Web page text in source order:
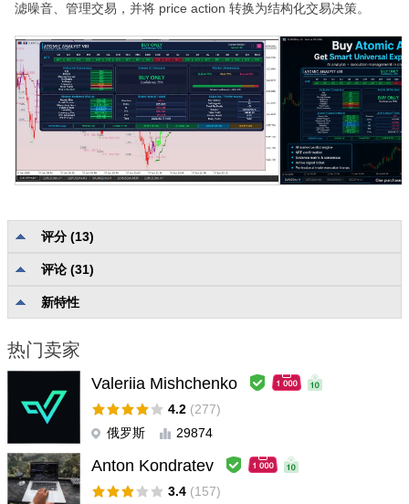
滤噪音、管理交易，并将 price action 转换为结构化交易决策。
评分 (13)
描述质量和完整性
可靠性和可用性
Really excellent metric
Tatyana Yerolskaya 2026.07.29 10:53
Great tool for structuring your trading. Atomic Analyst is a real
game changer for me. It provides a clear system: streightforward
signals (arrows), color coded candles and ready to use stop-loss
评论 (31)
新特性
热门卖家
Valeriia Mishchenko
4.2 (277)
俄罗斯
29874
Anton Kondratev
3.4 (157)